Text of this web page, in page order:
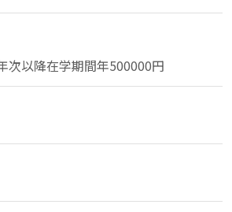
次以降在学期間年500000円